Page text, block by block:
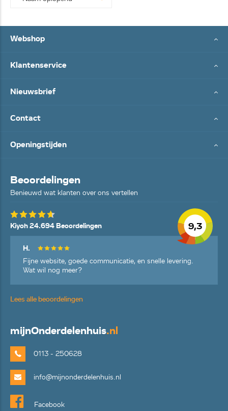
Webshop
Klantenservice
Nieuwsbrief
Contact
Openingstijden
Beoordelingen
Benieuwd wat klanten over ons vertellen
9,3
Kiyoh 24.694 Beoordelingen
H.
Fijne website, goede communicatie, en snelle levering.
Wat wil nog meer?
Lees alle beoordelingen
mijnOnderdelenhuis.nl
0113 - 250628
info@mijnonderdelenhuis.nl
Facebook